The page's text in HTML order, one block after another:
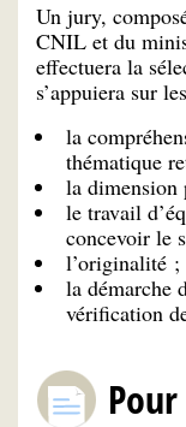
Un jury,
CNIL et du
effectuera la
s’appuiera sur
la
thématique
la dimension
le travail
concevoir le
l’originalité ;
la démarche
vérification